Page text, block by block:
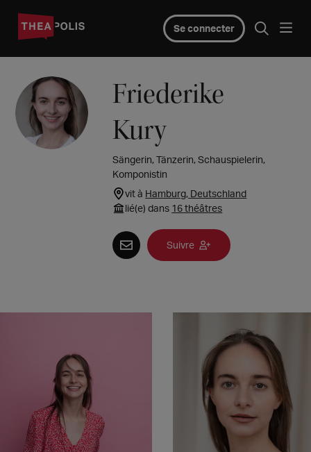
Se connecter
Friederike
Kury
Sängerin, Tänzerin, Schauspielerin,
Komponistin
vit à Hamburg, Deutschland
lié(e) dans 16 théâtres
Suivre